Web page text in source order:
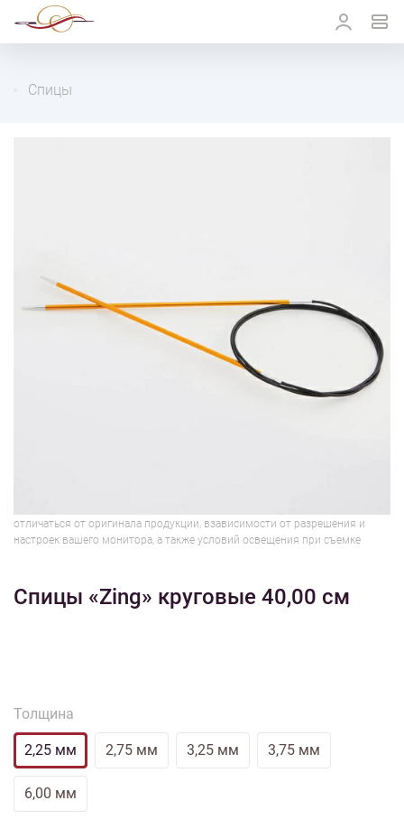
Спицы
отличаться от оригинала продукции, взависимости от разрешения и
настроек вашего монитора, а также условий освещения при съемке
Спицы «Zing» круговые 40,00 см
Толщина
2,25 мм 2,75 мм 3,25 мм 3,75 мм
6,00 мм